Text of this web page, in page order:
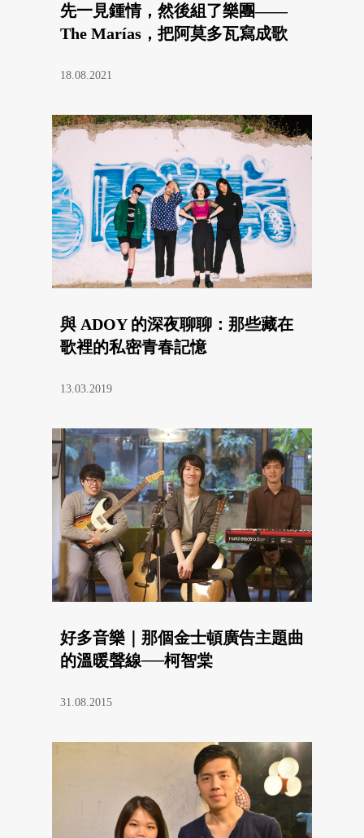
先一見鍾情，然後組了樂團——
The Marías，把阿莫多瓦寫成歌
18.08.2021
與 ADOY 的深夜聊聊：那些藏在
歌裡的私密青春記憶
13.03.2019
好多音樂｜那個金士頓廣告主題曲
的溫暖聲線──柯智棠
31.08.2015